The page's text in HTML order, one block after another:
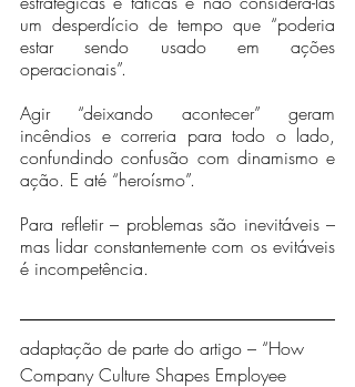
um desperdício de tempo que “poderia
estar sendo usado em ações
operacionais”.
Agir “deixando acontecer” geram
incêndios e correria para todo o lado,
confundindo confusão com dinamismo e
ação. E até “heroísmo”.
Para refletir – problemas são inevitáveis –
mas lidar constantemente com os evitáveis
é incompetência.
adaptação de parte do artigo – “How
Company Culture Shapes Employee